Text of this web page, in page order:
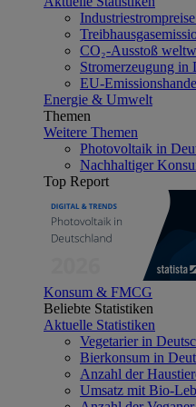
CO₂-Ausstoß
Stromerzeugung in
EU-
Energie & Umwelt
Themen
Weitere Themen
Photovoltaik in
Nachhaltiger
Top Report
Konsum & FMCG
Beliebte Statistiken
Aktuelle Statistiken
Vegetarier in
Bierkonsum in
Anzahl der
Umsatz mit Bio-